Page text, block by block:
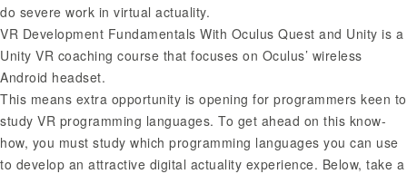
do severe work in virtual actuality.
VR Development Fundamentals With Oculus Quest and Unity is a
Unity VR coaching course that focuses on Oculus’ wireless
Android headset.
This means extra opportunity is opening for programmers keen to
study VR programming languages. To get ahead on this know-
how, you must study which programming languages you can use
to develop an attractive digital actuality experience. Below, take a